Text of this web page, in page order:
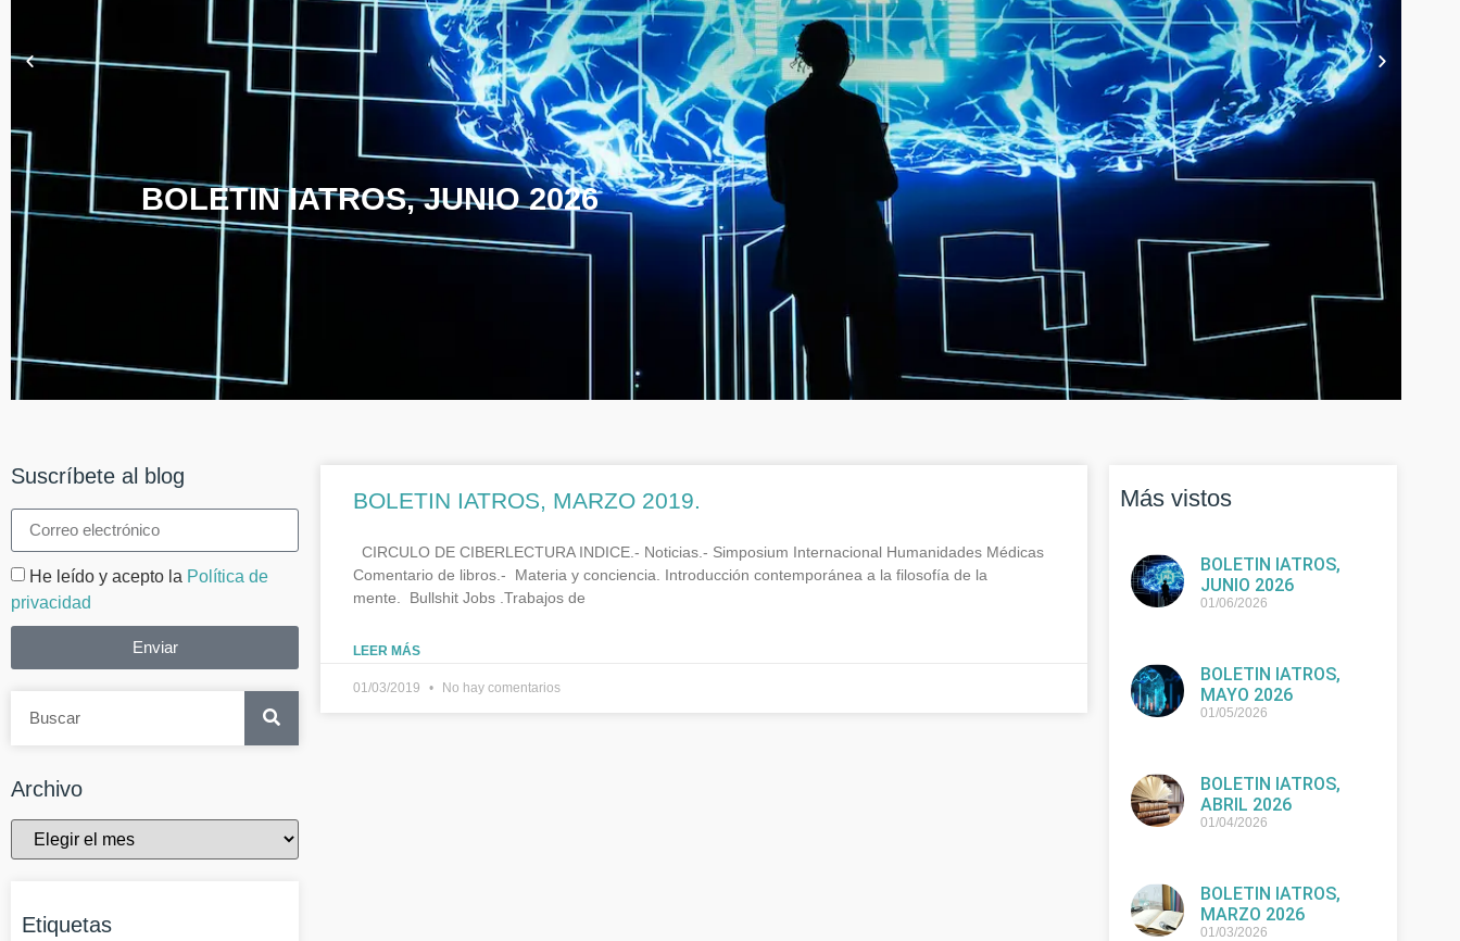
BOLETIN IATROS, JUNIO 2026
Suscríbete al blog
He leído y acepto la Política de
privacidad
Enviar
Archivo
Etiquetas
BOLETIN IATROS, MARZO 2019.
CIRCULO DE CIBERLECTURA INDICE.- Noticias.- Simposium Internacional Humanidades Médicas
Comentario de libros.- Materia y conciencia. Introducción contemporánea a la filosofía de la
mente. Bullshit Jobs .Trabajos de
LEER MÁS
01/03/2019 No hay comentarios
Más vistos
BOLETIN IATROS,
JUNIO 2026
01/06/2026
BOLETIN IATROS,
MAYO 2026
01/05/2026
BOLETIN IATROS,
ABRIL 2026
01/04/2026
BOLETIN IATROS,
MARZO 2026
01/03/2026